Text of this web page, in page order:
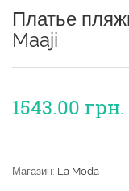
Платье
Maaji
1543.00 грн.
Магазин: La Moda